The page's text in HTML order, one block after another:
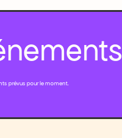
prévus pour le moment.